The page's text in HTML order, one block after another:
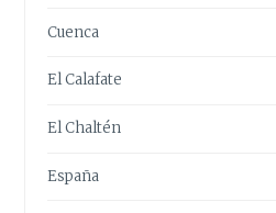
Cuenca
El Calafate
El Chaltén
España